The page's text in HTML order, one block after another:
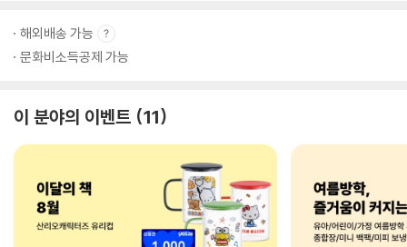
해외배송 가능
문화비소득공제 가능
이 분야의 이벤트 11